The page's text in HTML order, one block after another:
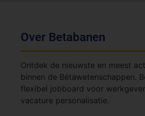
Over Betabanen
Ontdek de nieuwste en meest
binnen de Bétawetenschappen.
flexibel jobboard voor
vacature personalisatie.